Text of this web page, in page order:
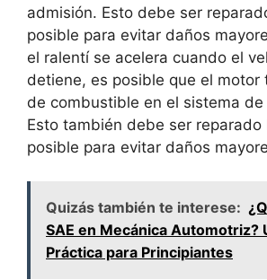
admisión. Esto debe ser
posible para evitar daños
el ralentí se acelera cuando el
detiene, es posible que el motor
de combustible en el sistema
Esto también debe ser reparado
posible para evitar daños
Quizás también te interese:
SAE en Mecánica Automotriz?
Práctica para Principiantes